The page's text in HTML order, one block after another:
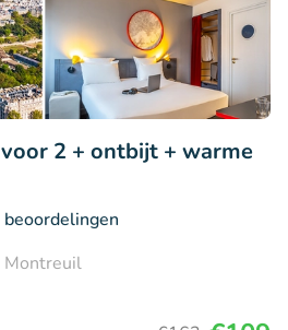
2 + ontbijt + warme
beoordelingen
Montreuil